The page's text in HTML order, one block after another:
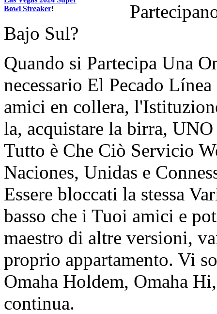
Bowl Streaker!
Bajo Sul?
Quando si Partecipa Una
necessario El Pecado
amici en collera,
la, acquistare la birra,
Tutto è Che Ciò Servicio
Naciones, Unidas e
Essere bloccati la stessa
basso che i Tuoi amici e
maestro di altre versioni,
proprio appartamento. Vi
Omaha Holdem, Omaha
continua.